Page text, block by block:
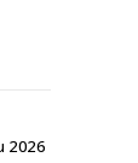
2026